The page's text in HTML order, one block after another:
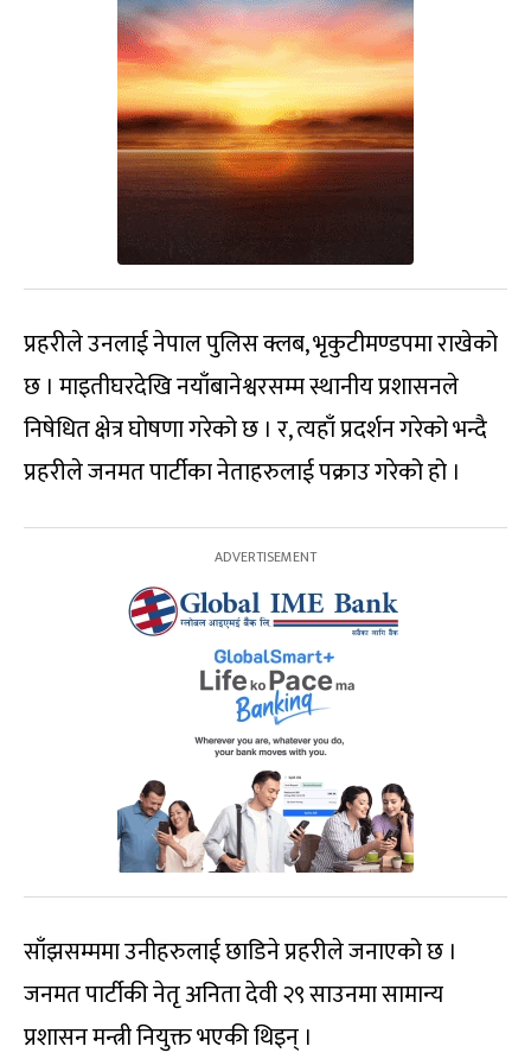
प्रहरीले उनलाई नेपाल पुलिस क्लब, भृकुटीमण्डपमा राखेको
छ । माइतीघरदेखि नयाँबानेश्वरसम्म स्थानीय प्रशासनले
निषेधित क्षेत्र घोषणा गरेको छ । र, त्यहाँ प्रदर्शन गरेको भन्दै
प्रहरीले जनमत पार्टीका नेताहरुलाई पक्राउ गरेको हो ।
साँझसम्ममा उनीहरुलाई छाडिने प्रहरीले जनाएको छ ।
जनमत पार्टीकी नेतृ अनिता देवी २९ साउनमा सामान्य
प्रशासन मन्त्री नियुक्त भएकी थिइन् ।